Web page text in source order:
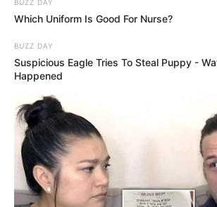
Ambyar! 10 Kalimat Baper
Pakai Bahasa Jawa Ini Bikin
Galau Abis
BUZZ DAY
Which Uniform Is Good For Nurse?
BUZZ DAY
Suspicious Eagle Tries To Steal Puppy -
Happened